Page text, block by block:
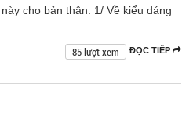
cho bản thân. 1/ Về kiểu dáng
ĐỌC TIẾP
85 lượt xem